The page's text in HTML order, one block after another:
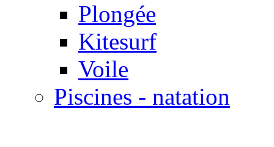
Plongée
Kitesurf
Voile
Piscines - natation